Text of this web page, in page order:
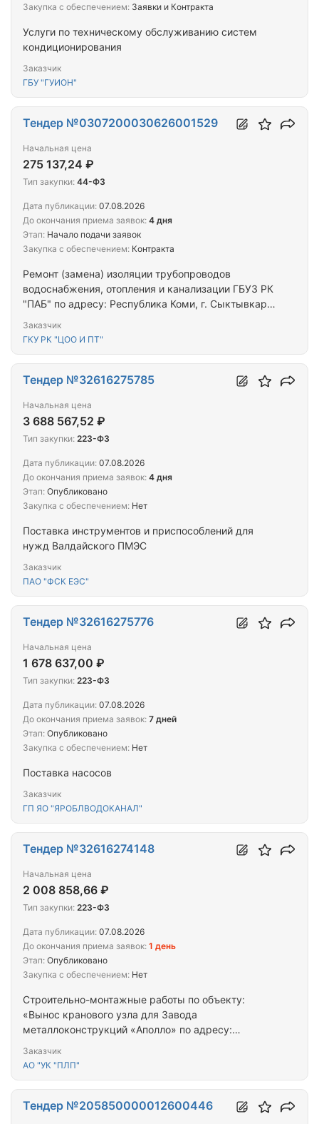
Услуги по техническому обслуживанию систем
кондиционирования
Заказчик
ГБУ "ГУИОН"
Закупка с обеспечением: Заявки и Контракта
Ремонт (замена) изоляции трубопроводов
водоснабжения, отопления и канализации ГБУЗ РК
"ПАБ" по адресу: Республика Коми, г. Сыктывкар,
Заказчик
ГКУ РК "ЦОО И ПТ"
Тендер №0307200030626001529
Начальная цена
275 137,24 ₽
Тип закупки: 44-ФЗ
Дата публикации: 07.08.2026
До окончания приема заявок: 4 дня
Этап: Начало подачи заявок
Закупка с обеспечением: Контракта
Поставка инструментов и приспособлений для
нужд Валдайского ПМЭС
Заказчик
ПАО "ФСК ЕЭС"
Тендер №32616275785
Начальная цена
3 688 567,52 ₽
Тип закупки: 223-ФЗ
Дата публикации: 07.08.2026
До окончания приема заявок: 4 дня
Этап: Опубликовано
Закупка с обеспечением: Нет
Поставка насосов
Заказчик
ГП ЯО "ЯРОБЛВОДОКАНАЛ"
Тендер №32616275776
Начальная цена
1 678 637,00 ₽
Тип закупки: 223-ФЗ
Дата публикации: 07.08.2026
До окончания приема заявок: 7 дней
Этап: Опубликовано
Закупка с обеспечением: Нет
Строительно-монтажные работы по объекту:
«Вынос кранового узла для Завода
металлоконструкций «Аполло» по адресу:
54:19:034102:984»
Заказчик
АО "УК "ПЛП"
Тендер №32616274148
Начальная цена
2 008 858,66 ₽
Тип закупки: 223-ФЗ
Дата публикации: 07.08.2026
До окончания приема заявок: 1 день
Этап: Опубликовано
Закупка с обеспечением: Нет
Тендер №205850000012600446